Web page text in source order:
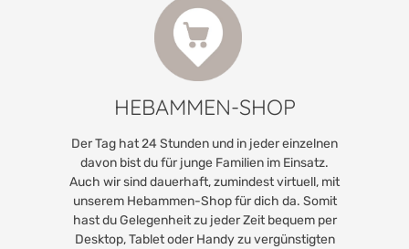
HEBAMMEN-SHOP
Der Tag hat 24 Stunden und in jeder einzelnen
davon bist du für junge Familien im Einsatz.
Auch wir sind dauerhaft, zumindest virtuell, mit
unserem Hebammen-Shop für dich da. Somit
hast du Gelegenheit zu jeder Zeit bequem per
Desktop, Tablet oder Handy zu vergünstigten